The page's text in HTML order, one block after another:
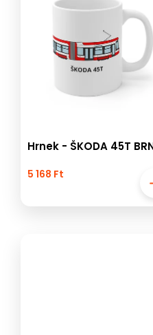
Hrnek - ŠKODA 45T
5 168 Ft